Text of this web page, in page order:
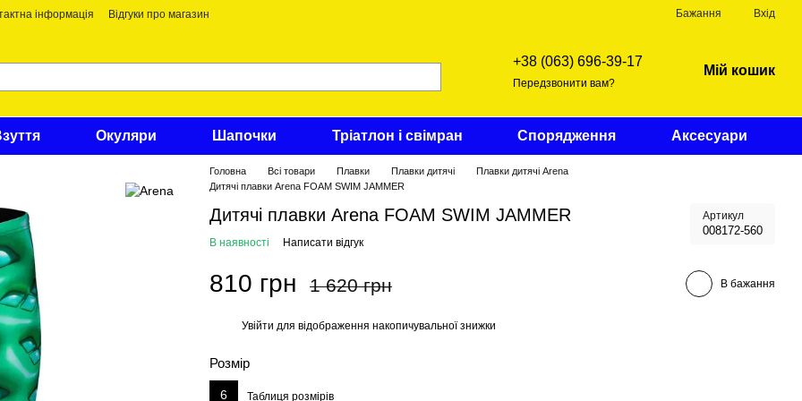
інформація Відгуки про магазин Бажання Вхід
+38 (063) 696-39-17
Передзвонити вам?
Мій кошик
Окуляри Шапочки Тріатлон і свімран Спорядження Аксесуари
Головна Всі товари Плавки Плавки дитячі
Плавки дитячі Arena
Дитячі плавки Arena FOAM SWIM JAMMER
Дитячі плавки Arena FOAM SWIM JAMMER Артикул
008172-560
В наявності Написати відгук
810 грн 1 620 грн В бажання
Увійти для відображення накопичувальної знижки
Розмір
6 Таблиця розмірів